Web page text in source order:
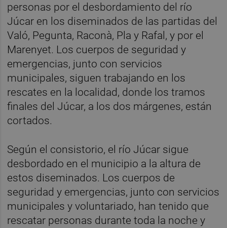
personas por el desbordamiento del río
Júcar en los diseminados de las partidas del
Való, Pegunta, Raconà, Pla y Rafal, y por el
Marenyet. Los cuerpos de seguridad y
emergencias, junto con servicios
municipales, siguen trabajando en los
rescates en la localidad, donde los tramos
finales del Júcar, a los dos márgenes, están
cortados.
Según el consistorio, el río Júcar sigue
desbordado en el municipio a la altura de
estos diseminados. Los cuerpos de
seguridad y emergencias, junto con servicios
municipales y voluntariado, han tenido que
rescatar personas durante toda la noche y